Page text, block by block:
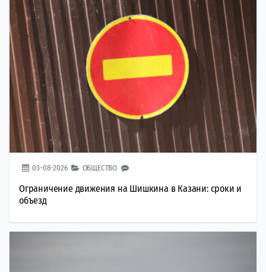
03-08-2026 ОБЩЕСТВО
Ограничение движения на Шишкина в Казани: сроки и
объезд